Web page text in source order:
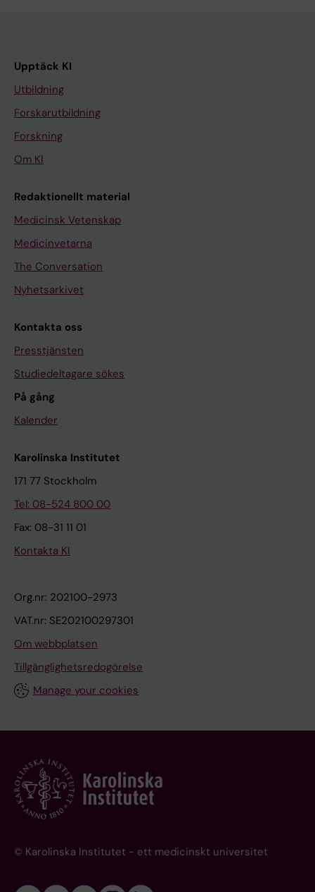
Upptäck KI
Utbildning
Forskarutbildning
Forskning
Om KI
Redaktionellt material
Medicinsk Vetenskap
Medicinvetarna
The Conversation
Nyhetsarkivet
Kontakta oss
Presstjänsten
Studiedeltagare sökes
På gång
Kalender
Karolinska Institutet
171 77 Stockholm
Tel: 08-524 800 00
Fax: 08-31 11 01
Kontakta KI
Org.nr: 202100-2973
VAT.nr: SE202100297301
Om webbplatsen
Tillgänglighetsredogörelse
Manage your cookies
© Karolinska Institutet - ett medicinskt universitet